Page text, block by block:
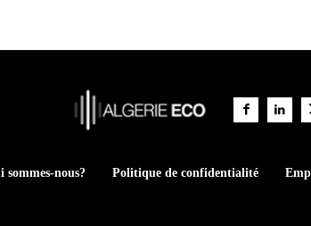
sommes-nous? Politique de confidentialité